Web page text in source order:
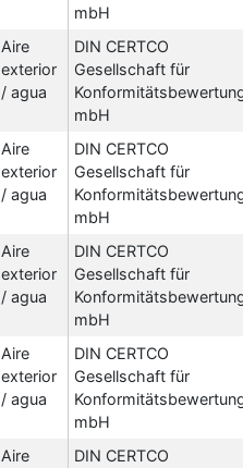
mbH
Aire
exterior
/ agua
DIN CERTCO
Gesellschaft für
mbH
Aire
exterior
/ agua
DIN CERTCO
Gesellschaft für
mbH
Aire
exterior
/ agua
DIN CERTCO
Gesellschaft für
mbH
Aire
exterior
/ agua
DIN CERTCO
Gesellschaft für
mbH
Aire
DIN CERTCO